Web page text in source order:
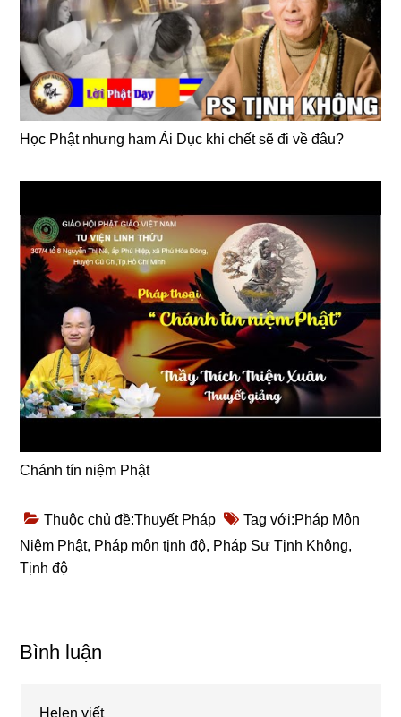
Học Phật nhưng ham Ái Dục khi chết sẽ đi về đâu?
Chánh tín niệm Phật
Thuộc chủ đề:Thuyết Pháp Tag với:Pháp Môn
Niệm Phật, Pháp môn tịnh độ, Pháp Sư Tịnh Không,
Tịnh độ
Reader
Bình luận
Helen viết